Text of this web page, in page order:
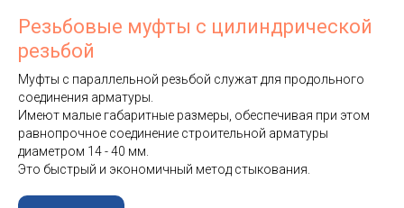
Резьбовые муфты с цилиндрической
резьбой
Муфты с параллельной резьбой служат для продольного
соединения арматуры.
Имеют малые габаритные размеры, обеспечивая при этом
равнопрочное соединение строительной арматуры
диаметром 14 - 40 мм.
Это быстрый и экономичный метод стыкования.